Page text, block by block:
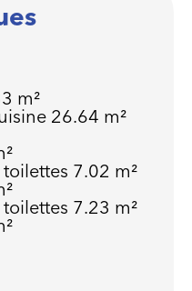
m²
26.64 m²
7.02 m²
7.23 m²